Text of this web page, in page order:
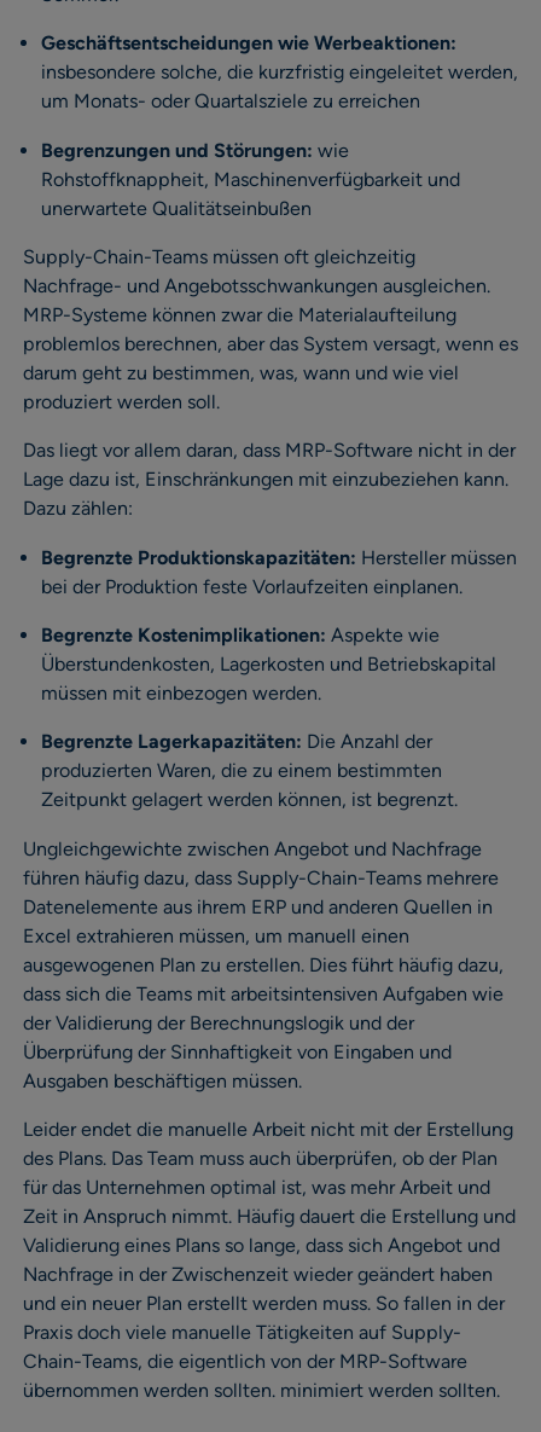
Geschäftsentscheidungen wie Werbeaktionen:
insbesondere solche, die kurzfristig eingeleitet werden,
um Monats- oder Quartalsziele zu erreichen
Begrenzungen und Störungen: wie
Rohstoffknappheit, Maschinenverfügbarkeit und
unerwartete Qualitätseinbußen
Supply-Chain-Teams müssen oft gleichzeitig
Nachfrage- und Angebotsschwankungen ausgleichen.
MRP-Systeme können zwar die Materialaufteilung
problemlos berechnen, aber das System versagt, wenn es
darum geht zu bestimmen, was, wann und wie viel
produziert werden soll.
Das liegt vor allem daran, dass MRP-Software nicht in der
Lage dazu ist, Einschränkungen mit einzubeziehen kann.
Dazu zählen:
Begrenzte Produktionskapazitäten: Hersteller müssen
bei der Produktion feste Vorlaufzeiten einplanen.
Begrenzte Kostenimplikationen: Aspekte wie
Überstundenkosten, Lagerkosten und Betriebskapital
müssen mit einbezogen werden.
Begrenzte Lagerkapazitäten: Die Anzahl der
produzierten Waren, die zu einem bestimmten
Zeitpunkt gelagert werden können, ist begrenzt.
Ungleichgewichte zwischen Angebot und Nachfrage
führen häufig dazu, dass Supply-Chain-Teams mehrere
Datenelemente aus ihrem ERP und anderen Quellen in
Excel extrahieren müssen, um manuell einen
ausgewogenen Plan zu erstellen. Dies führt häufig dazu,
dass sich die Teams mit arbeitsintensiven Aufgaben wie
der Validierung der Berechnungslogik und der
Überprüfung der Sinnhaftigkeit von Eingaben und
Ausgaben beschäftigen müssen.
Leider endet die manuelle Arbeit nicht mit der Erstellung
des Plans. Das Team muss auch überprüfen, ob der Plan
für das Unternehmen optimal ist, was mehr Arbeit und
Zeit in Anspruch nimmt. Häufig dauert die Erstellung und
Validierung eines Plans so lange, dass sich Angebot und
Nachfrage in der Zwischenzeit wieder geändert haben
und ein neuer Plan erstellt werden muss. So fallen in der
Praxis doch viele manuelle Tätigkeiten auf Supply-
Chain-Teams, die eigentlich von der MRP-Software
übernommen werden sollten. minimiert werden sollten.